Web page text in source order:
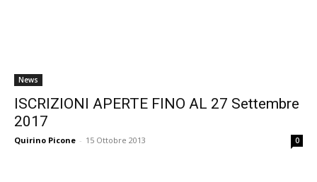
News
ISCRIZIONI APERTE FINO AL 27 Settembre
2017
Quirino Picone - 15 Ottobre 2013 0